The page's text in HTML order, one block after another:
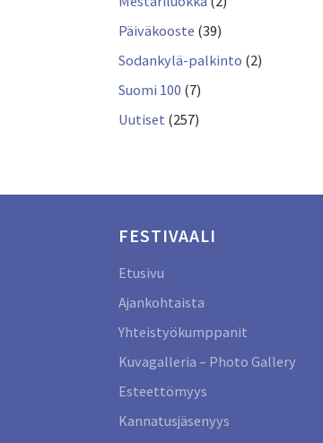
Päiväkooste (39)
Sodankylä-palkinto (2)
Suomi 100 (7)
Uutiset (257)
FESTIVAALI
Etusivu
Ajankohtaista
Yhteistyökumppanit
Kuvagalleria – Photo Gallery
Esteettömyys
Kannatusjäsenyys